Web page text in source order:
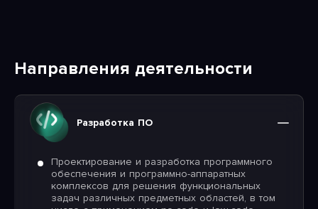
Направления деятельности
Разработка ПО
Проектирование и разработка программного
обеспечения и программно-аппаратных
комплексов для решения функциональных
задач различных предметных областей, в том